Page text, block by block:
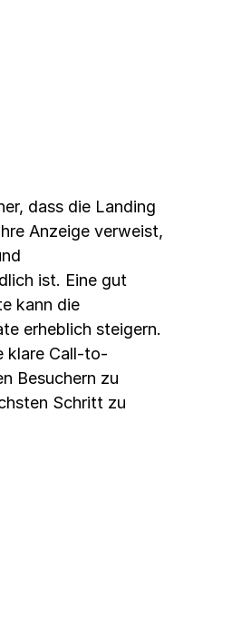
dass die Landing
Anzeige verweist,
ist. Eine gut
kann die
erheblich steigern.
klare Call-to-
Besuchern zu
Schritt zu